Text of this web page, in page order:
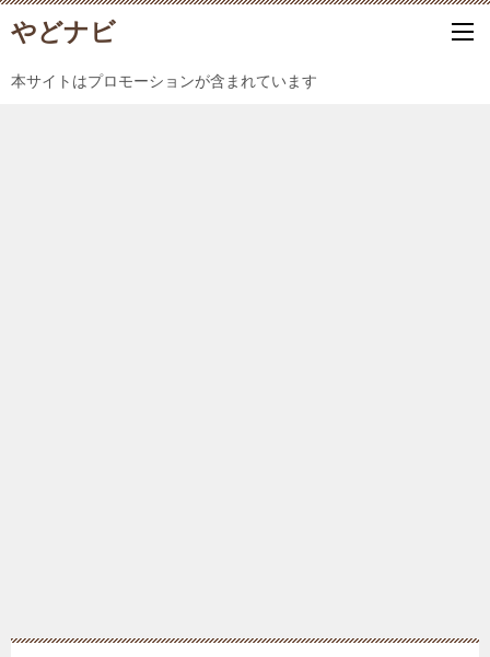
やどナビ
本サイトはプロモーションが含まれています